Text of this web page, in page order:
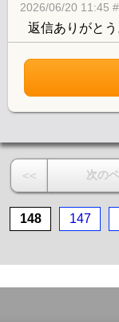
2026/06/20 11:45
返信ありがと
<< 次の
148 147